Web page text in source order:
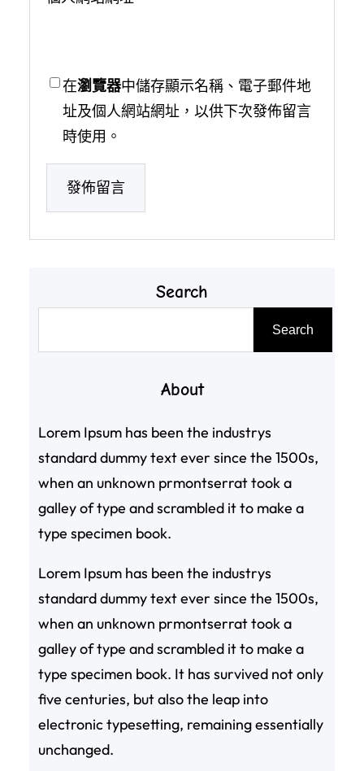
在瀏覽器中儲存顯示名稱、電子郵件地
址及個人網站網址，以供下次發佈留言
時使用。
Search
Search
About
Lorem Ipsum has been the industrys
standard dummy text ever since the 1500s,
when an unknown prmontserrat took a
galley of type and scrambled it to make a
type specimen book.
Lorem Ipsum has been the industrys
standard dummy text ever since the 1500s,
when an unknown prmontserrat took a
galley of type and scrambled it to make a
type specimen book. It has survived not only
five centuries, but also the leap into
electronic typesetting, remaining essentially
unchanged.